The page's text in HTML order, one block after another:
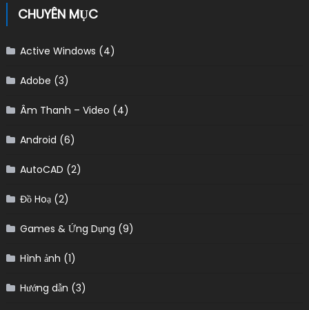
CHUYÊN MỤC
Active Windows (4)
Adobe (3)
Âm Thanh – Video (4)
Android (6)
AutoCAD (2)
Đồ Hoạ(2)
Games & Ứng Dụng (9)
Hình ảnh (1)
Hướng dẫn (3)